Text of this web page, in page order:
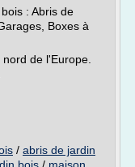
: Abris de
Boxes à
de l'Europe.
/ abris de jardin